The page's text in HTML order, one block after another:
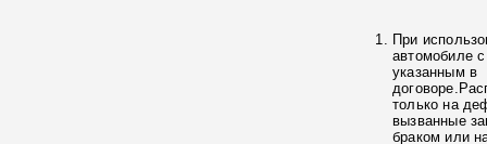
При
автомобиле
указанным в
только на
вызванные
браком или